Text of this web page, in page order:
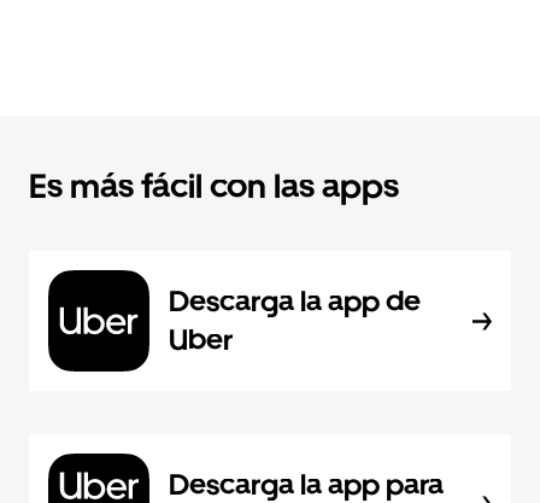
Es más fácil con las apps
Descarga la app de
Uber
Descarga la app para